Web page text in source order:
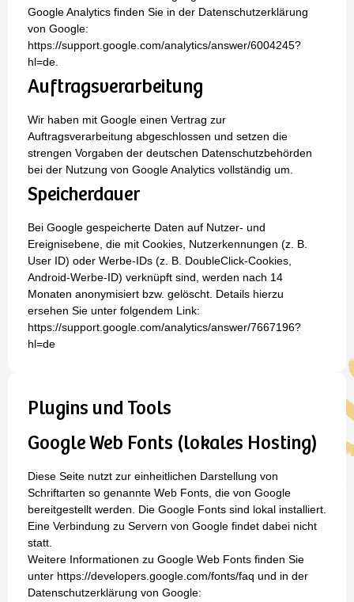
Google Analytics finden Sie in der Datenschutzerklärung
von Google:
https://support.google.com/analytics/answer/6004245?
hl=de.
Auftragsverarbeitung
Wir haben mit Google einen Vertrag zur
Auftragsverarbeitung abgeschlossen und setzen die
strengen Vorgaben der deutschen Datenschutzbehörden
bei der Nutzung von Google Analytics vollständig um.
Speicherdauer
Bei Google gespeicherte Daten auf Nutzer- und
Ereignisebene, die mit Cookies, Nutzerkennungen (z. B.
User ID) oder Werbe-IDs (z. B. DoubleClick-Cookies,
Android-Werbe-ID) verknüpft sind, werden nach 14
Monaten anonymisiert bzw. gelöscht. Details hierzu
ersehen Sie unter folgendem Link:
https://support.google.com/analytics/answer/7667196?
hl=de
Plugins und Tools
Google Web Fonts (lokales Hosting)
Diese Seite nutzt zur einheitlichen Darstellung von
Schriftarten so genannte Web Fonts, die von Google
bereitgestellt werden. Die Google Fonts sind lokal installiert.
Eine Verbindung zu Servern von Google findet dabei nicht
statt.
Weitere Informationen zu Google Web Fonts finden Sie
unter https://developers.google.com/fonts/faq und in der
Datenschutzerklärung von Google: